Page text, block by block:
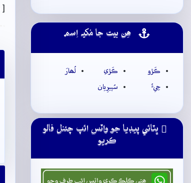
ھِن بيت جا مُکيہ اِسم
ڪَڙو ڪَڙي
لُھارَ
جِيءُ
سُپيرِيان
ڀٽائي پيڊيا جو واٽس ائپ چئنل فالو
ڪريو
[